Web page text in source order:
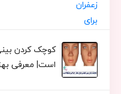
کوچک کردن
است| معرفی